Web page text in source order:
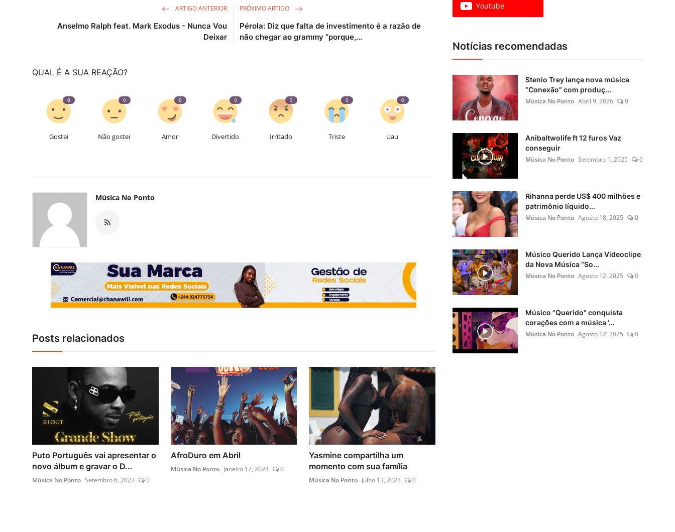
ARTIGO ANTERIOR
Anselmo Ralph feat. Mark Exodus - Nunca Vou
Deixar
PRÓXIMO ARTIGO
Pérola: Diz que falta de investimento é a razão de
não chegar ao grammy “porque,...
QUAL É A SUA REAÇÃO?
0
Gostei
0
Não gostei
0
Amor
0
Divertido
0
Irritado
0
Triste
0
Uau
Música No Ponto
Posts relacionados
Puto Português vai apresentar o
novo álbum e gravar o D...
Música No Ponto Setembro 6, 2023 0
AfroDuro em Abril
Música No Ponto Janeiro 17, 2024 0
Yasmine compartilha um
momento com sua família
Música No Ponto Julho 13, 2023 0
Youtube
Notícias recomendadas
Stenio Trey lança nova música
“Conexão” com produç...
Música No Ponto Abril 9, 2026 0
Anibaltwolife ft 12 furos Vaz
conseguir
Música No Ponto Setembro 1, 2025 0
Rihanna perde US$ 400 milhões e
patrimônio líquido...
Música No Ponto Agosto 18, 2025 0
Músico Querido Lança Videoclipe
da Nova Música “So...
Música No Ponto Agosto 12, 2025 0
Músico "Querido" conquista
corações com a música ‘...
Música No Ponto Agosto 12, 2025 0